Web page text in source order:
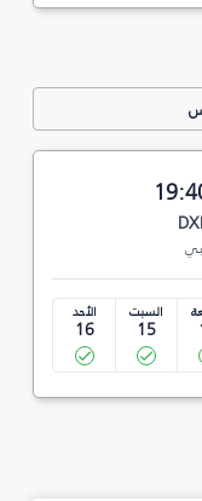
السبت
15
الأحد
16